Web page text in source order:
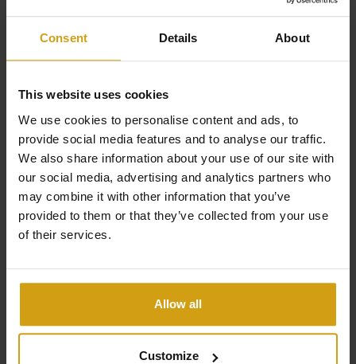
Consent Details About
This website uses cookies
We use cookies to personalise content and ads, to
provide social media features and to analyse our traffic.
We also share information about your use of our site with
our social media, advertising and analytics partners who
may combine it with other information that you’ve
provided to them or that they’ve collected from your use
of their services.
Allow all
Customize
MONFORTE DEL CID. COSTA BLANCA SOUTH
APPARTEMENT. NOUVELLE CONSTRUCTION
€ 465.000
CLDFDL-33095